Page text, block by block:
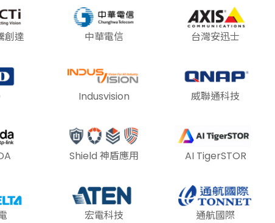
創達 中華電信 台灣安迅士
Indusvision 威聯通科技
Shield 神盾應用 AI TigerSTOR
宏電科技 通航國際